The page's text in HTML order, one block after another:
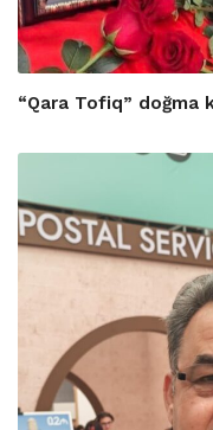
“Qara Tofiq” doğma